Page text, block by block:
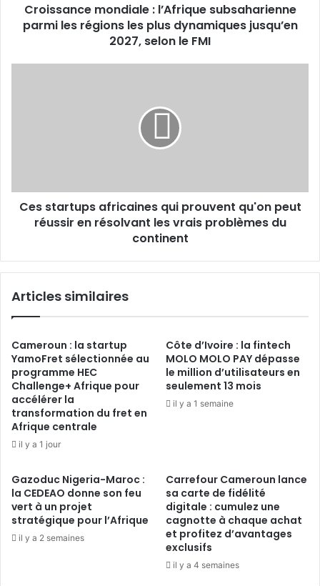
plus
dynamiques
Croissance mondiale : l’Afrique subsaharienne
parmi les régions les plus dynamiques jusqu’en
2027, selon le FMI
en
résolvant
du
Ces startups africaines qui prouvent qu'on peut
réussir en résolvant les vrais problèmes du
continent
Articles similaires
Cameroun : la startup
YamoFret sélectionnée au
programme HEC
Challenge+ Afrique pour
accélérer la
transformation du fret en
Afrique centrale
il y a 1 jour
Côte d’Ivoire : la fintech
MOLO MOLO PAY dépasse
le million d’utilisateurs en
seulement 13 mois
il y a 1 semaine
Gazoduc Nigeria-Maroc :
la CEDEAO donne son feu
vert à un projet
stratégique pour l’Afrique
il y a 2 semaines
Carrefour Cameroun lance
sa carte de fidélité
digitale : cumulez une
cagnotte à chaque achat
et profitez d’avantages
exclusifs
il y a 4 semaines